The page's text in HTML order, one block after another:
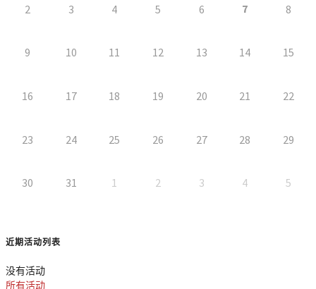
2 3 4 5 6 7 8
9 10 11 12 13 14 15
16 17 18 19 20 21 22
23 24 25 26 27 28 29
30 31 1 2 3 4 5
近期活动列表
没有活动
所有活动